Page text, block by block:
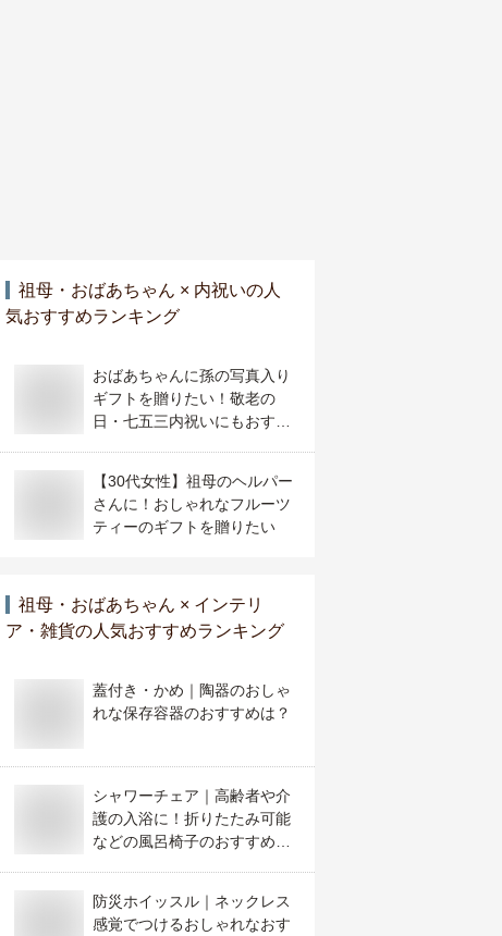
祖母・おばあちゃん × 内祝いの人
気おすすめランキング
おばあちゃんに孫の写真入り
ギフトを贈りたい！敬老の
日・七五三内祝いにもおすす
【30代女性】祖母のヘルパー
さんに！おしゃれなフルーツ
ティーのギフトを贈りたい
祖母・おばあちゃん × インテリ
ア・雑貨の人気おすすめランキング
蓋付き・かめ｜陶器のおしゃ
れな保存容器のおすすめは？
シャワーチェア｜高齢者や介
護の入浴に！折りたたみ可能
などの風呂椅子のおすすめ
防災ホイッスル｜ネックレス
感覚でつけるおしゃれなおす